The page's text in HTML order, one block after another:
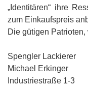
„Identitären“ ihre
zum Einkaufspreis
Die gütigen
Spengler Lackierer
Michael Erkinger
Industriestraße 1-3